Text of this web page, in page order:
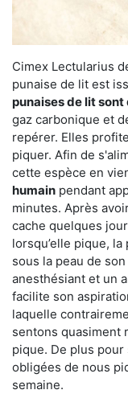
Cimex Lectularius
punaise de lit est
punaises de lit
gaz carbonique et
repérer. Elles
piquer. Afin de
cette espèce en
humain pendant
minutes. Après
cache quelques
lorsqu’elle pique,
sous la peau de
anesthésiant et un
facilite son
laquelle
sentons quasiment
pique. De plus
obligées de nous
semaine.